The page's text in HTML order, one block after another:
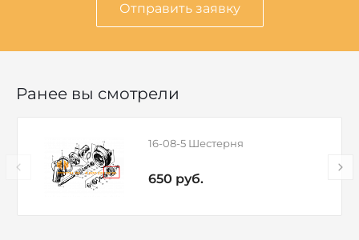
Отправить заявку
Ранее вы смотрели
16-08-5 Шестерня
650 руб.